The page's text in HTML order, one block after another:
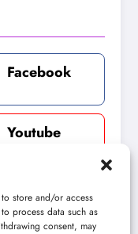
store and/or access
process data such as
consent, may
Facebook
Youtube